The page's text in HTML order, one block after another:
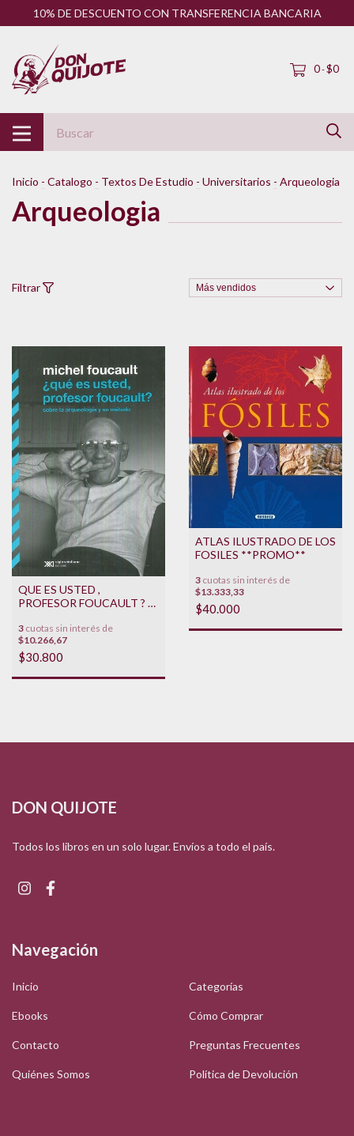
10% DE DESCUENTO CON TRANSFERENCIA BANCARIA
0-$0
Inicio - Catalogo - Textos De Estudio - Universitarios - Arqueologia
Arqueologia
Filtrar
QUE ES USTED ,
PROFESOR FOUCAULT ? -
Y SU METODO
3 cuotas sin interés de
$10.266,67
$30.800
ATLAS ILUSTRADO DE LOS
FOSILES **PROMO**
3 cuotas sin interés de
$13.333,33
$40.000
DON QUIJOTE
Todos los libros en un solo lugar. Envíos a todo el país.
Navegación
Inicio Categorías
Ebooks Cómo Comprar
Contacto Preguntas Frecuentes
Quiénes Somos Política de Devolución